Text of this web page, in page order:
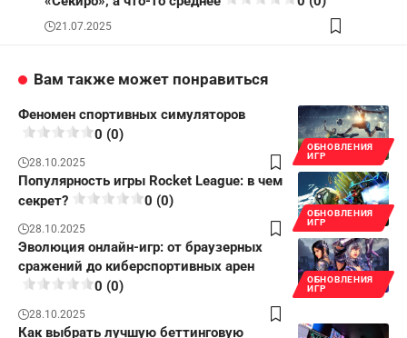
21.07.2025
Вам также может понравиться
ОБНОВЛЕНИЯ
ИГР
Феномен спортивных симуляторов
0 (0)
28.10.2025
ОБНОВЛЕНИЯ
ИГР
Популярность игры Rocket League: в чем
секрет?
0 (0)
28.10.2025
ОБНОВЛЕНИЯ
ИГР
Эволюция онлайн-игр: от браузерных
сражений до киберспортивных арен
0 (0)
28.10.2025
Как выбрать лучшую беттинговую